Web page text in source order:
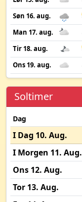
Søn 16. aug.
Man 17. aug.
Tir 18. aug.
Ons 19. aug.
Soltimer
Dag
I Dag 10. Aug.
I Morgen 11. Aug.
Ons 12. Aug.
Tor 13. Aug.